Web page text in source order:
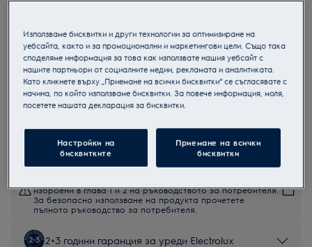
EOD6P71X
Пиролитична фурна
Инструкциите за безопасност и предупрежденията за
изброени в глава 1 и 2 на ръководството за потребителя.
За безопасно използване на продукта прочетете
пълното ръководство за потребителя.
2+3 години гаранция за уреди Electrolux
Използваме бисквитки и други технологии за оптимизиране на
уебсайта, както и за промоционални и маркетингови цели. Също така
споделяме информация за това как използвате нашия уебсайт с
нашите партньори от социалните медии, рекламата и аналитиката.
Като кликнете върху „Приемане на всички бисквитки“ се съгласявате с
начина, по който използваме бисквитки. За повече информация, моля,
посетете нашата декларация за бисквитки.
Настройки на
бисквитките
Приемане на всички
бисквитки